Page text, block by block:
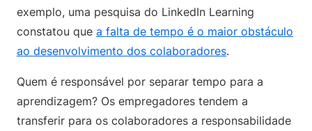
exemplo, uma pesquisa do LinkedIn Learning
constatou que a falta de tempo é o maior obstáculo
ao desenvolvimento dos colaboradores.
Quem é responsável por separar tempo para a
aprendizagem? Os empregadores tendem a
transferir para os colaboradores a responsabilidade